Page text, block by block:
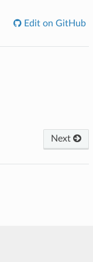
Edit on GitHub
Next